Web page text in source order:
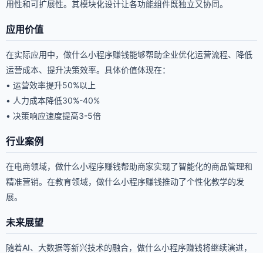
用性和可扩展性。其模块化设计让各功能组件既独立又协同。
应用价值
在实际应用中，做什么小程序赚钱能够帮助企业优化运营流程、降低
运营成本、提升决策效率。具体价值体现在：
• 运营效率提升50%以上
• 人力成本降低30%-40%
• 决策响应速度提高3-5倍
行业案例
在电商领域，做什么小程序赚钱帮助商家实现了智能化的商品管理和
精准营销。在教育领域，做什么小程序赚钱推动了个性化教学的发
展。
未来展望
随着AI、大数据等新兴技术的融合，做什么小程序赚钱将继续演进，